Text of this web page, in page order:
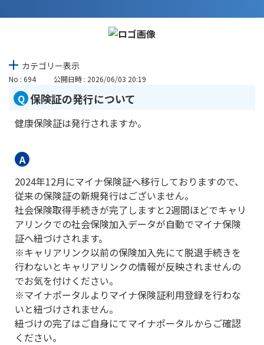
カテゴリー表示
No : 694 公開日時 : 2026/06/03 20:19
保険証の発行について
健康保険証は発行されますか。
2024年12月にマイナ保険証へ移行しておりますので、
従来の保険証の新規発行はございません。
社会保険取得手続きが完了しますと2週間ほどでキャリ
アリンクでの社会保険加入データが自動でマイナ保険
証へ紐づけされます。
※キャリアリンク以前の保険加入先にて脱退手続きを
行わないとキャリアリンクの情報が反映されませんの
でお気を付けください。
※マイナポータルよりマイナ保険証利用登録を行わな
いと紐づけされません。
紐づけの完了はご自身にてマイナポータルからご確認
ください。